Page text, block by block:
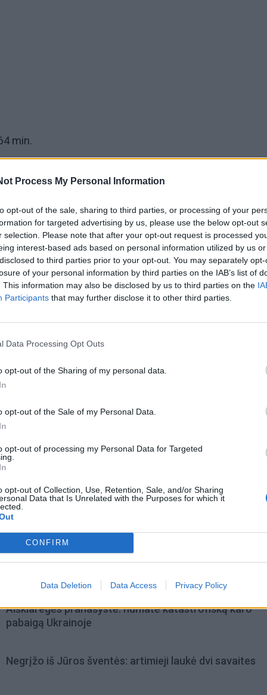
Process My Personal Information
opt-out of the sale, sharing to third parties, or processing of your
for targeted advertising by us, please use the below opt-out
selection. Please note that after your opt-out request is processed
interest-based ads based on personal information utilized by us
to third parties prior to your opt-out. You may separately
of your personal information by third parties on the IAB’s list of
This information may also be disclosed by us to third parties on the
Participants that may further disclose it to other third parties.
Data Processing Opt Outs
opt-out of the Sharing of my personal data.
opt-out of the Sale of my Personal Data.
opt-out of processing my Personal Data for Targeted
opt-out of Collection, Use, Retention, Sale, and/or Sharing
Data that Is Unrelated with the Purposes for which it
CONFIRM
Data Deletion Data Access Privacy Policy
min.
38-erių metų šveicaras Rogeris Federeris (3) po
5:7, 5:7 nusileido austrui Dominicui Thiemui (5).
turnyrą yra laimėjęs šešis kartus, o N. Džokovičius
grįžusi Karina
didžiausią savo
Jūros šventę anksčiau puošęs
užtenka
Aiškiaregės pranašystė: numatė katastrofišką karo
pabaigą Ukrainoje
Negrįžo iš Jūros šventės: artimieji laukė dvi savaites